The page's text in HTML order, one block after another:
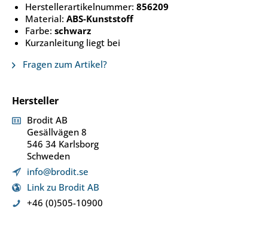
Herstellerartikelnummer: 856209
Material: ABS-Kunststoff
Farbe: schwarz
Kurzanleitung liegt bei
Fragen zum Artikel?
Hersteller
Brodit AB
Gesällvägen 8
546 34 Karlsborg
Schweden
info@brodit.se
Link zu Brodit AB
+46 (0)505-10900